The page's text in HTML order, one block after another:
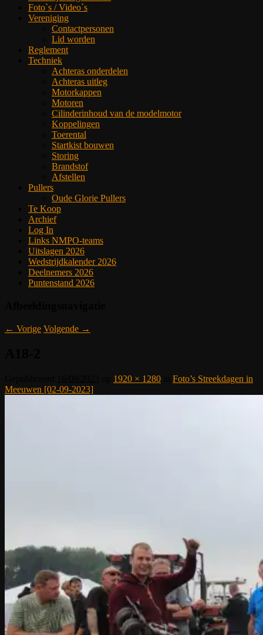
Foto`s / Video`s
Vereniging
Contactpersonen
Lid worden
Reglement
Techniek
Achteras onderdelen
Achteras uitleg
Motorkappen
Motoren
Cilinderinhoud van de modelmotor
Koppelingen
Toerental
Startkist bouwen
Storing
Brandstof
Afstellen
Pullers
Oude Glorie Pullers
Te Koop
Archief
Log In
Links NMPO-teams
Uitslagen 2026
Wedstrijdkalender 2026
Deelnemers 2026
Puntenstand 2026
← Vorige Volgende →
1920 × 1280
Foto’s Streekdagen in
Meeuwen [02-09-2023]